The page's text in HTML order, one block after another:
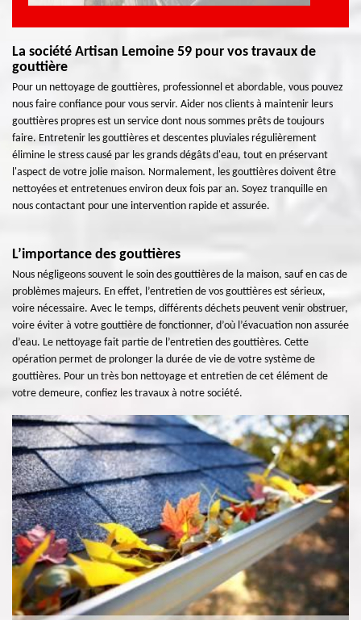
La société Artisan Lemoine 59 pour vos travaux de
gouttière
Pour un nettoyage de gouttières, professionnel et abordable, vous pouvez
nous faire confiance pour vous servir. Aider nos clients à maintenir leurs
gouttières propres est un service dont nous sommes prêts de toujours
faire. Entretenir les gouttières et descentes pluviales régulièrement
élimine le stress causé par les grands dégâts d'eau, tout en préservant
l'aspect de votre jolie maison. Normalement, les gouttières doivent être
nettoyées et entretenues environ deux fois par an. Soyez tranquille en
nous contactant pour une intervention rapide et assurée.
L’importance des gouttières
Nous négligeons souvent le soin des gouttières de la maison, sauf en cas de
problèmes majeurs. En effet, l’entretien de vos gouttières est sérieux,
voire nécessaire. Avec le temps, différents déchets peuvent venir obstruer,
voire éviter à votre gouttière de fonctionner, d’où l’évacuation non assurée
d’eau. Le nettoyage fait partie de l’entretien des gouttières. Cette
opération permet de prolonger la durée de vie de votre système de
gouttières. Pour un très bon nettoyage et entretien de cet élément de
votre demeure, confiez les travaux à notre société.